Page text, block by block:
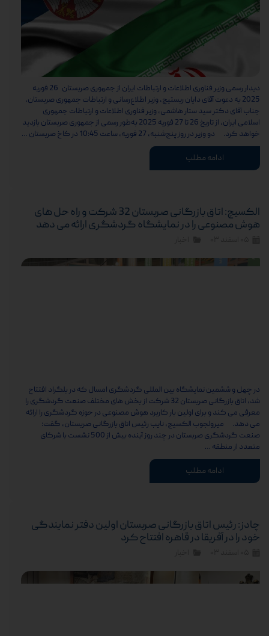
دیدار رسمی وزیر فناوری اطلاعات و ارتباطات ایران از جمهوری صربستان 26 فوریه
2025 به دعوت آقای دایان ریستیچ، وزیر اطلاع‌رسانی و ارتباطات جمهوری صربستان،
جناب آقای دکتر سید ستار هاشمی، وزیر فناوری اطلاعات و ارتباطات جمهوری
اسلامی ایران، از تاریخ 26 تا 27 فوریه 2025 به‌طور رسمی از جمهوری صربستان بازدید
خواهد کرد. دو وزیر در روز پنج‌شنبه، 27 فوریه، ساعت 10:45 در کاخ صربستان …
ادامه مطلب
الکسیچ: اتاق بازرگانی صربستان 32 شرکت و راه حل های
هوش مصنوعی را در نمایشگاه گردشگری ارائه می دهد
در چهل و ششمین نمایشگاه بین المللی گردشگری امسال که در بلگراد افتتاح
شد، اتاق بازرگانی صربستان 32 شرکت از بخش های مختلف صنعت گردشگری را
معرفی می کند و برای اولین بار کاربرد هوش مصنوعی در حوزه گردشگری را ارائه
می دهد. میرولجوب الکسیچ، نایب رئیس اتاق بازرگانی صربستان، گفت:
صنعت گردشگری صربستان در چند روز آینده بیش از 500 نشست با شرکای
متعدد از منطقه …
ادامه مطلب
چادز: رئیس اتاق بازرگانی صربستان اولین دفتر نمایندگی
خود را در آفریقا در قاهره افتتاح کرد